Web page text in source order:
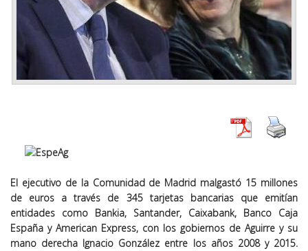
El ejecutivo de la Comunidad de Madrid malgastó 15 millones
de euros a través de 345 tarjetas bancarias que emitían
entidades como Bankia, Santander, Caixabank, Banco Caja
España y American Express, con los gobiernos de Aguirre y su
mano derecha Ignacio González entre los años 2008 y 2015.